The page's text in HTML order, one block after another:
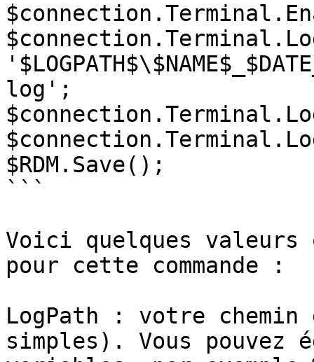
log';
$RDM.Save();
```
Voici quelques valeurs
pour cette commande :
LogPath : votre
simples). Vous pouvez